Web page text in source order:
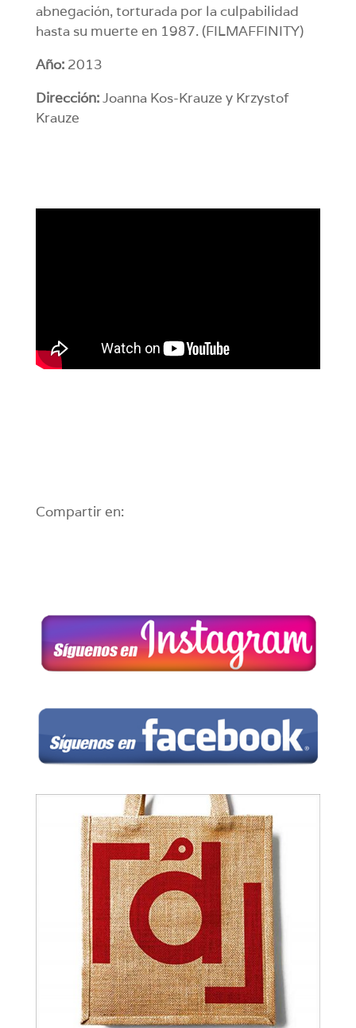
abnegación, torturada por la culpabilidad
hasta su muerte en 1987. (FILMAFFINITY)
Año: 2013
Dirección:Joanna Kos-Krauze y Krzystof
Krauze
Compartir en: